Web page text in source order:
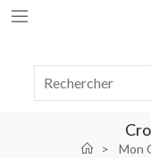
Mon